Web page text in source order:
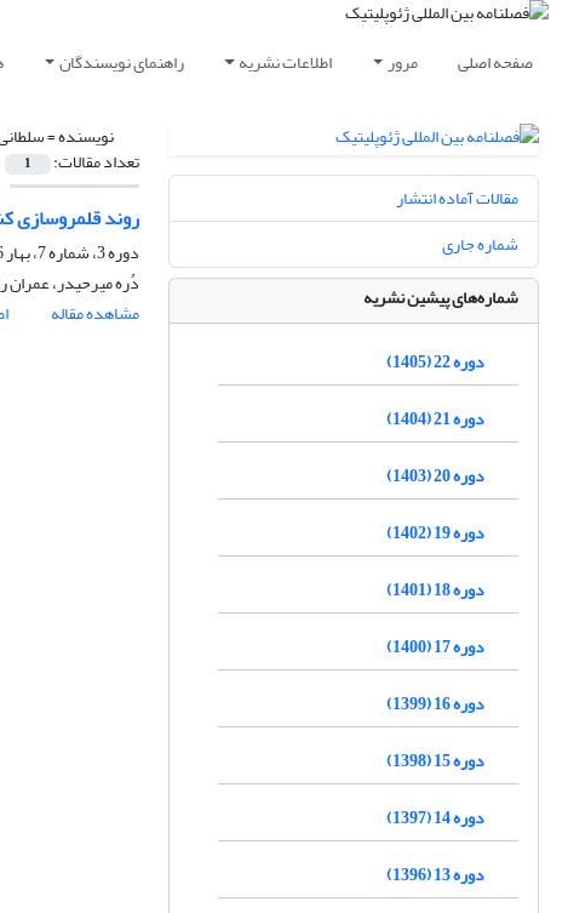
صفحه اصلی مرور اطلاعات نشریه راهنمای نویسندگان
نویسنده =
تعداد مقالات: 1
روند قلمروسازی
دوره 3، شماره 7، بهار 1386، صفحه
دُره میرحیدر، عمران
مشاهده مقاله
مقالات آماده انتشار
شماره جاری
شماره‌های پیشین نشریه
دوره 22 (1405)
دوره 21 (1404)
دوره 20 (1403)
دوره 19 (1402)
دوره 18 (1401)
دوره 17 (1400)
دوره 16 (1399)
دوره 15 (1398)
دوره 14 (1397)
دوره 13 (1396)